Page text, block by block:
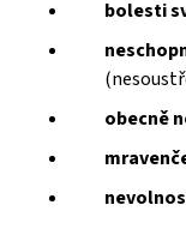
bolesti
obecně